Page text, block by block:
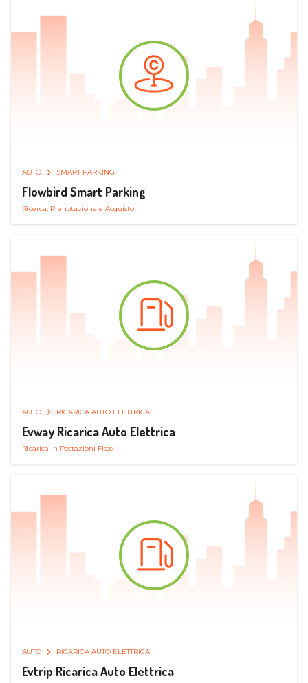
AUTO SMART PARKING
Flowbird Smart Parking
Ricerca, Prenotazione e Acquisto
AUTO RICARICA AUTO ELETTRICA
Evway Ricarica Auto Elettrica
Ricarica in Postazioni Fisse
AUTO RICARICA AUTO ELETTRICA
Evtrip Ricarica Auto Elettrica